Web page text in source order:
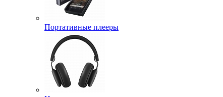
Портативные плееры